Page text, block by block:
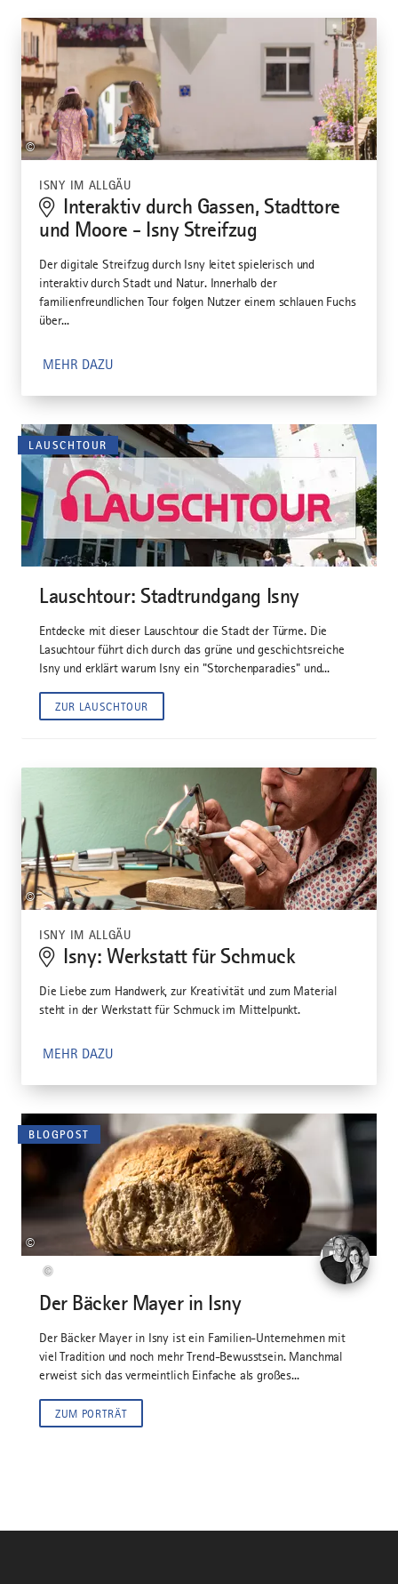
©
ISNY IM ALLGÄU
Interaktiv durch Gassen, Stadttore
und Moore - Isny Streifzug
Der digitale Streifzug durch Isny leitet spielerisch und
interaktiv durch Stadt und Natur. Innerhalb der
familienfreundlichen Tour folgen Nutzer einem schlauen Fuchs
über...
MEHR DAZU
LAUSCHTOUR
Lauschtour: Stadtrundgang Isny
Entdecke mit dieser Lauschtour die Stadt der Türme. Die
Lasuchtour führt dich durch das grüne und geschichtsreiche
Isny und erklärt warum Isny ein "Storchenparadies" und...
ZUR LAUSCHTOUR
©
ISNY IM ALLGÄU
Isny: Werkstatt für Schmuck
Die Liebe zum Handwerk, zur Kreativität und zum Material
steht in der Werkstatt für Schmuck im Mittelpunkt.
MEHR DAZU
BLOGPOST
©
©
Der Bäcker Mayer in Isny
Der Bäcker Mayer in Isny ist ein Familien-Unternehmen mit
viel Tradition und noch mehr Trend-Bewusstsein. Manchmal
erweist sich das vermeintlich Einfache als großes...
ZUM PORTRÄT